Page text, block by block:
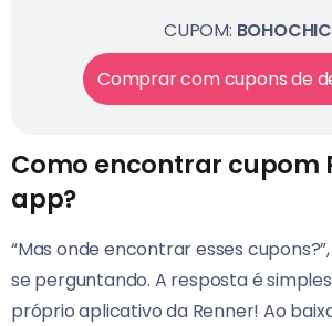
CUPOM: BOHOCHIC
Comprar com cupons de
Como encontrar cupom
app?
“Mas onde encontrar esses
se perguntando. A resposta é
próprio aplicativo da Renner! Ao